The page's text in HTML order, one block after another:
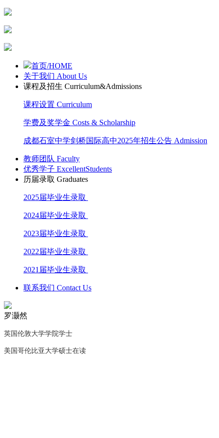
首页/HOME
关于我们 About Us
课程及招生 Curriculum&Admissions
课程设置 Curriculum
学费及奖学金 Costs & Scholarship
成都石室中学剑桥国际高中2025年招生公告 Admission
教师团队 Faculty
优秀学子 ExcellentStudents
历届录取 Graduates
2025届毕业生录取
2024届毕业生录取
2023届毕业生录取
2022届毕业生录取
2021届毕业生录取
联系我们 Contact Us
罗灏然
英国伦敦大学学院学士
美国哥伦比亚大学硕士在读